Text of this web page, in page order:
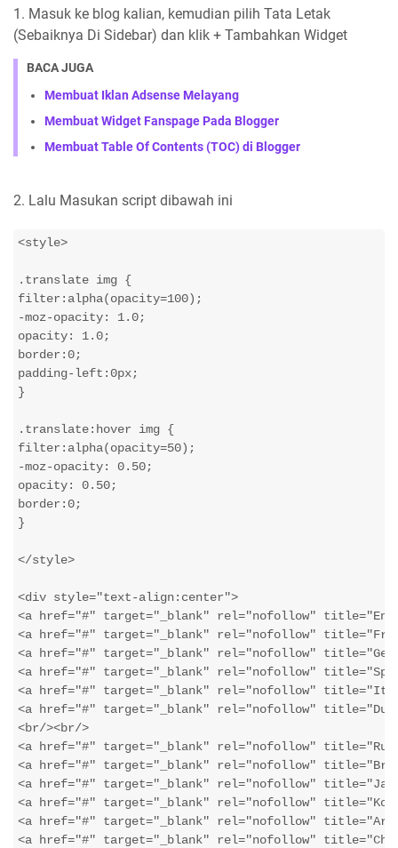
1. Masuk ke blog kalian, kemudian pilih Tata Letak
(Sebaiknya Di Sidebar) dan klik + Tambahkan Widget
BACA JUGA
Membuat Iklan Adsense Melayang
Membuat Widget Fanspage Pada Blogger
Membuat Table Of Contents (TOC) di Blogger
2. Lalu Masukan script dibawah ini
<style>
.translate img {
filter:alpha(opacity=100);
-moz-opacity: 1.0;
opacity: 1.0;
border:0;
padding-left:0px;
}
.translate:hover img {
filter:alpha(opacity=50);
-moz-opacity: 0.50;
opacity: 0.50;
border:0;
}
</style>
<div style="text-align:center">
<a href="#" target="_blank" rel="nofollow" title="English"
<a href="#" target="_blank" rel="nofollow" title="French"
<a href="#" target="_blank" rel="nofollow" title="German"
<a href="#" target="_blank" rel="nofollow" title="Spain"
<a href="#" target="_blank" rel="nofollow" title="Italian"
<a href="#" target="_blank" rel="nofollow" title="Dutch"
<br/><br/>
<a href="#" target="_blank" rel="nofollow" title="Russian"
<a href="#" target="_blank" rel="nofollow" title="Brazil"
<a href="#" target="_blank" rel="nofollow"
<a href="#" target="_blank" rel="nofollow" title="Korean"
<a href="#" target="_blank" rel="nofollow" title="Arabic"
<a href="#" target="_blank" rel="nofollow"